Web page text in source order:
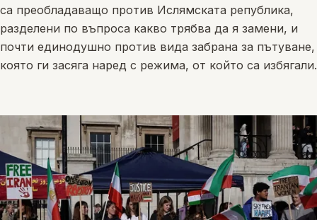
са преобладаващо против Ислямската република,
разделени по въпроса какво трябва да я замени, и
почти единодушно против вида забрана за пътуване,
която ги засяга наред с режима, от който са избягали.